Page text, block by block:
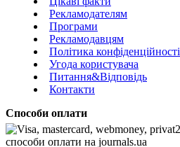
Рекламодателям
Програми
Рекламодавцям
Політика конфіденційності
Угода користувача
Питання&Відповідь
Контакти
Способи оплати